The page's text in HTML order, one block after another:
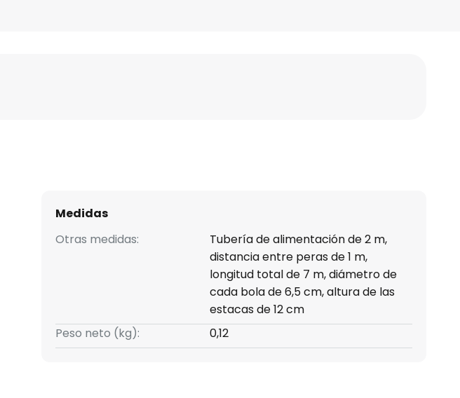
Medidas
Otras medidas:
Tubería de alimentación de 2 m,
distancia entre peras de 1 m,
longitud total de 7 m, diámetro de
cada bola de 6,5 cm, altura de las
estacas de 12 cm
Peso neto (kg):
0,12